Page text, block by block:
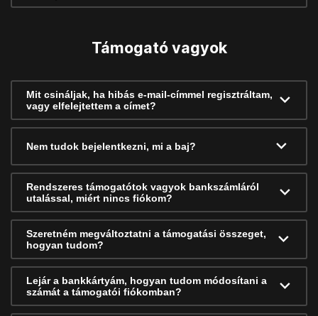
Támogató vagyok
Mit csináljak, ha hibás e-mail-címmel regisztráltam,
vagy elfelejtettem a címet?
Nem tudok bejelentkezni, mi a baj?
Rendszeres támogatótok vagyok bankszámláról
utalással, miért nincs fiókom?
Szeretném megváltoztatni a támogatási összeget,
hogyan tudom?
Lejár a bankkártyám, hogyan tudom módosítani a
számát a támogatói fiókomban?